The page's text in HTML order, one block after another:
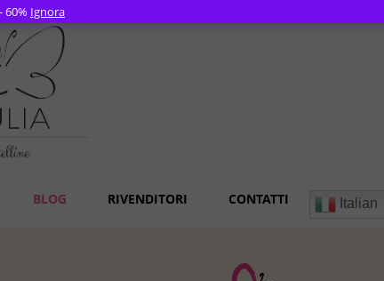
BLOG RIVENDITORI CONTATTI Italian
60% Ignora